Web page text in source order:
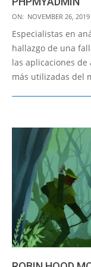
2019-
11-
26
ON: NOVEMBER 26, 2019
Especialistas en
hallazgo de una
las aplicaciones
más utilizadas del